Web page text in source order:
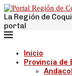
La Región de
portal
Inicio
Provincia de